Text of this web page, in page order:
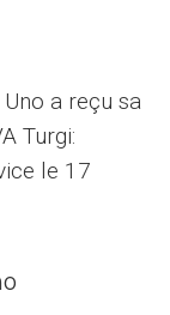
a reçu sa
Turgi:
le 17